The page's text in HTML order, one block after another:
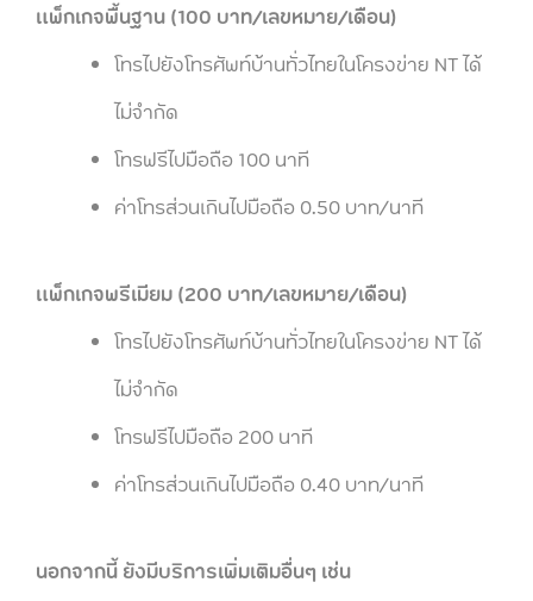
แพ็กเกจพื้นฐาน (100 บาท/เลขหมาย/เดือน)
โทรไปยังโทรศัพท์บ้านทั่วไทยในโครงข่าย NT ได้
ไม่จำกัด
โทรฟรีไปมือถือ 100 นาที
ค่าโทรส่วนเกินไปมือถือ 0.50 บาท/นาที
แพ็กเกจพรีเมียม (200 บาท/เลขหมาย/เดือน)
โทรไปยังโทรศัพท์บ้านทั่วไทยในโครงข่าย NT ได้
ไม่จำกัด
โทรฟรีไปมือถือ 200 นาที
ค่าโทรส่วนเกินไปมือถือ 0.40 บาท/นาที
นอกจากนี้ ยังมีบริการเพิ่มเติมอื่นๆ เช่น